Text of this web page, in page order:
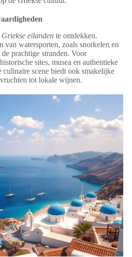
eilanden te ontdekken.
van watersporten, zoals snorkelen en
prachtige stranden. Voor
sites, musea en authentieke
culinaire scene biedt ook smakelijke
tot lokale wijnen.